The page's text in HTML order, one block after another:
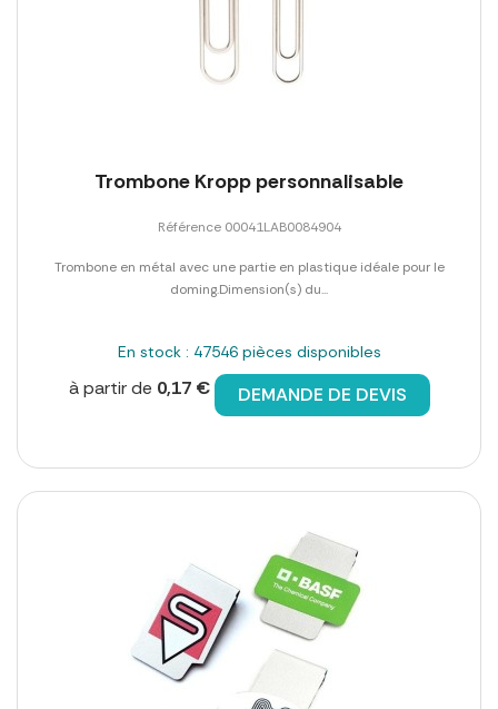
Trombone Kropp personnalisable
Référence 00041LAB0084904
Trombone en métal avec une partie en plastique idéale pour le
doming.Dimension(s) du...
En stock : 47546 pièces disponibles
à partir de 0,17 € DEMANDE DE DEVIS